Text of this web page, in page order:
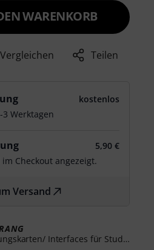
WARENKORB
Vergleichen Teilen
kostenlos
Werktagen
5,90 €
Checkout angezeigt.
Versand
in Erweiterungskarten/ Interfaces für Studio